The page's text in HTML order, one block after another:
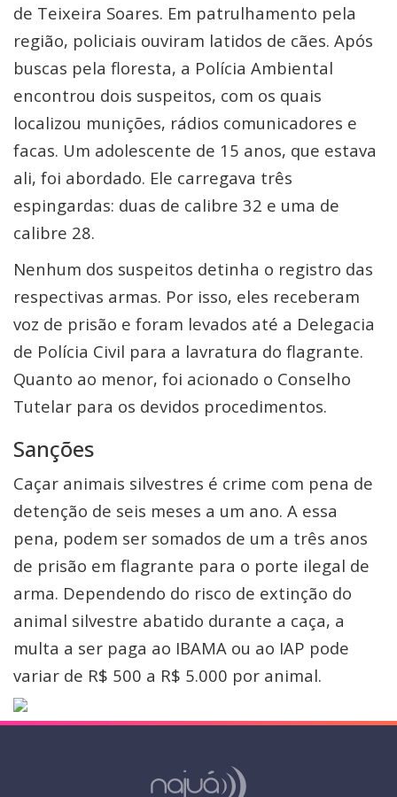
de Teixeira Soares. Em patrulhamento pela
região, policiais ouviram latidos de cães. Após
buscas pela floresta, a Polícia Ambiental
encontrou dois suspeitos, com os quais
localizou munições, rádios comunicadores e
facas. Um adolescente de 15 anos, que estava
ali, foi abordado. Ele carregava três
espingardas: duas de calibre 32 e uma de
calibre 28.
Nenhum dos suspeitos detinha o registro das
respectivas armas. Por isso, eles receberam
voz de prisão e foram levados até a Delegacia
de Polícia Civil para a lavratura do flagrante.
Quanto ao menor, foi acionado o Conselho
Tutelar para os devidos procedimentos.
Sanções
Caçar animais silvestres é crime com pena de
detenção de seis meses a um ano. A essa
pena, podem ser somados de um a três anos
de prisão em flagrante para o porte ilegal de
arma. Dependendo do risco de extinção do
animal silvestre abatido durante a caça, a
multa a ser paga ao IBAMA ou ao IAP pode
variar de R$ 500 a R$ 5.000 por animal.